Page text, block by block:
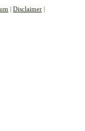
| Disclaimer |